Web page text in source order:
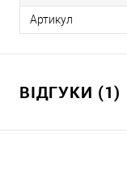
Артикул
ВІДГУКИ (1)